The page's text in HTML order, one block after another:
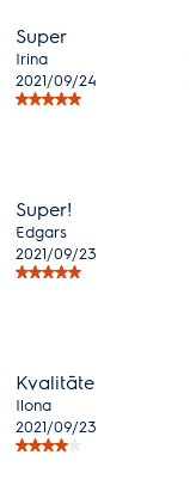
Super
Irina
2021/09/24
Super!
Edgars
2021/09/23
Kvalitāte
Ilona
2021/09/23